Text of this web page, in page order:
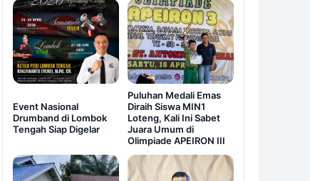
Event Nasional
Drumband di Lombok
Tengah Siap Digelar
Puluhan Medali Emas
Diraih Siswa MIN1
Loteng, Kali Ini Sabet
Juara Umum di
Olimpiade APEIRON III